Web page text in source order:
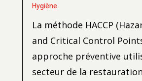
Hygiène
La méthode HACCP
and Critical Control
approche préventive
secteur de la